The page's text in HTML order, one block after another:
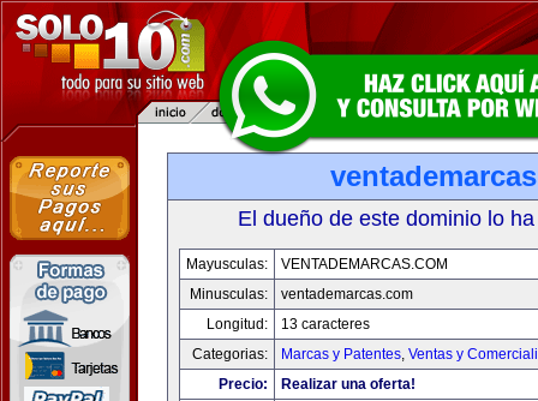
El dueño de este dominio lo
Mayusculas:
VENTADEMARCAS.COM
Minusculas:
ventademarcas.com
Longitud:
13 caracteres
Categorias:
Marcas y Patentes, Ventas y
Precio:
Realizar una oferta!